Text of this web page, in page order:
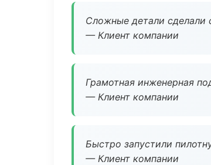
Сложные детали сделали
— Клиент компании
Грамотная инженерная
— Клиент компании
Быстро запустили
— Клиент компании